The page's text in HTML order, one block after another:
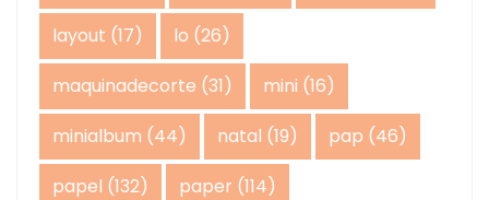
layout (17) lo (26)
maquinadecorte (31) mini (16)
minialbum (44) natal (19) pap (46)
papel (132) paper (114)